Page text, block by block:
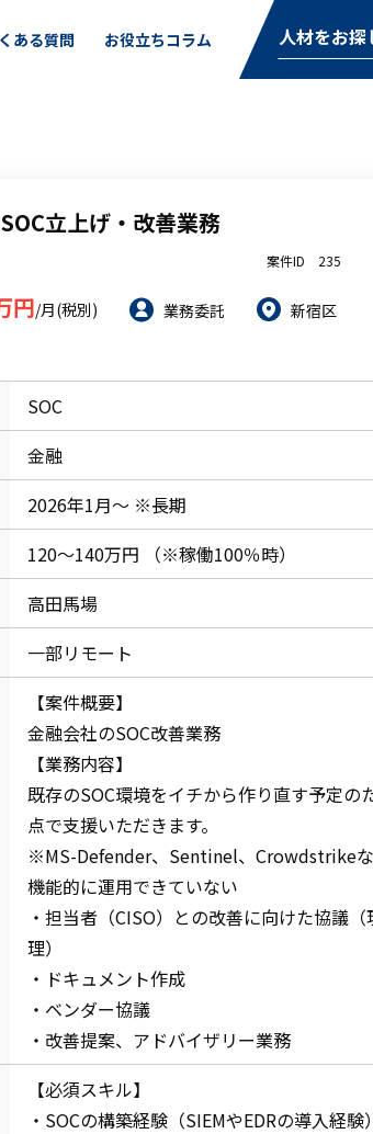
ある質問 お役立ちコラム 人材をお
立上げ・改善業務
案件ID 235
円/月(税別) 業務委託 新宿区
SOC
金融
2026年1月～ ※長期
120～140万円 （※稼働100％時）
高田馬場
一部リモート
【案件概要】
金融会社のSOC改善業務
【業務内容】
既存のSOC環境をイチから作り直す予定の
点で支援いただきます。
※MS-Defender、Sentinel、Crowdstrike
機能的に運用できていない
・担当者（CISO）との改善に向けた協議
理）
・ドキュメント作成
・ベンダー協議
・改善提案、アドバイザリー業務
【必須スキル】
・SOCの構築経験（SIEMやEDRの導入経験）